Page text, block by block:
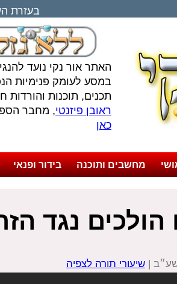
בעזרת
האתר אור נקי נועד
במסע לעומק פנימיות
תכנים, תוכנות
ראובן פיזנטי, מחבר
כאן
מחשבים ותוכנה בידור ופנאי
נגד
| שיעורי תורה לצפיה